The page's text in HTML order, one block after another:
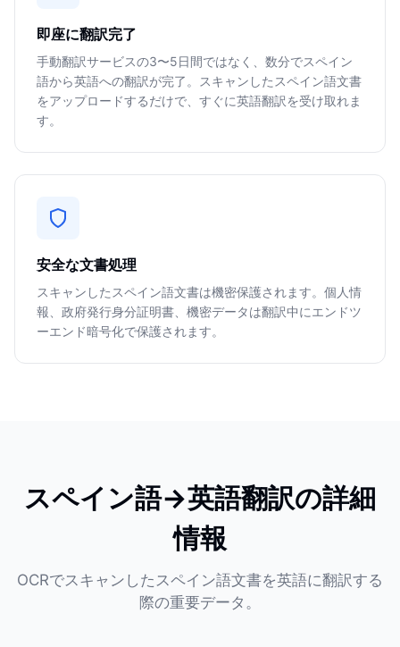
即座に翻訳完了
手動翻訳サービスの3〜5日間ではなく、数分でスペイン
語から英語への翻訳が完了。スキャンしたスペイン語文書
をアップロードするだけで、すぐに英語翻訳を受け取れま
す。
安全な文書処理
スキャンしたスペイン語文書は機密保護されます。個人情
報、政府発行身分証明書、機密データは翻訳中にエンドツ
ーエンド暗号化で保護されます。
スペイン語→英語翻訳の詳細
情報
OCRでスキャンしたスペイン語文書を英語に翻訳する
際の重要データ。